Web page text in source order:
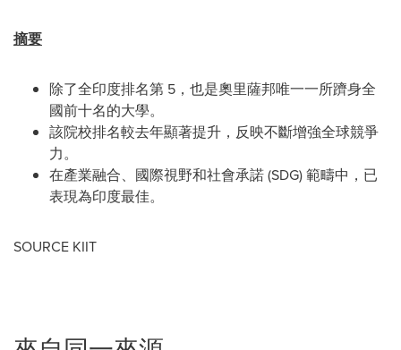
摘要
除了全印度排名第 5，也是奧里薩邦唯一一所躋身全
國前十名的大學。
該院校排名較去年顯著提升，反映不斷增強全球競爭
力。
在產業融合、國際視野和社會承諾 (SDG) 範疇中，已
表現為印度最佳。
SOURCE KIIT